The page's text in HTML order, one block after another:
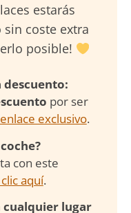
estarás
coste extra
posible!
descuento:
por ser
exclusivo.
con este
aquí.
cualquier lugar